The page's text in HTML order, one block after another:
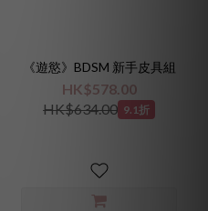
《遊慾》BDSM 新手皮具組
HK$578.00
HK$634.00 9.1折